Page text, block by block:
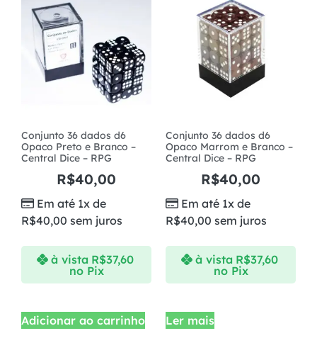
Conjunto 36 dados d6
Opaco Preto e Branco –
Central Dice – RPG
R$40,00
Em até 1x de
R$40,00 sem juros
à vista R$37,60
no Pix
Adicionar ao carrinho
Conjunto 36 dados d6
Opaco Marrom e Branco –
Central Dice – RPG
R$40,00
Em até 1x de
R$40,00 sem juros
à vista R$37,60
no Pix
Ler mais